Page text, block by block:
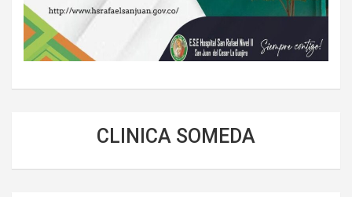
CLINICA SOMEDA